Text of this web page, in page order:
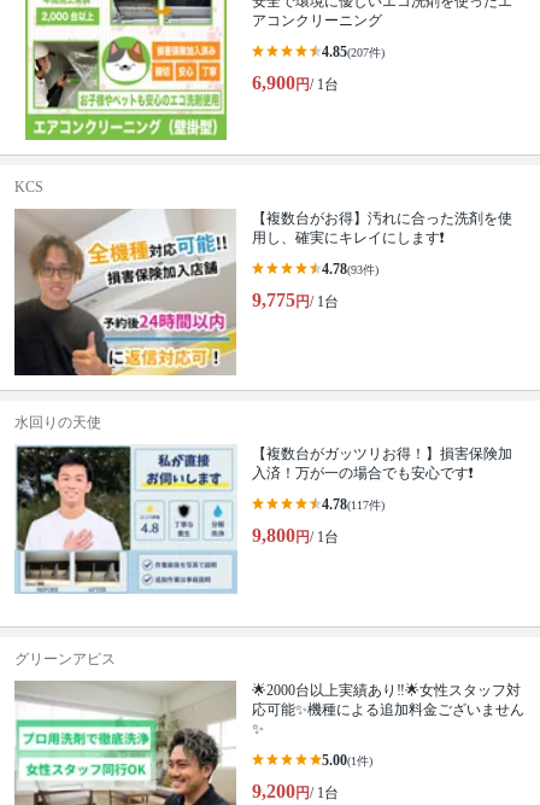
アコンクリーニング
4.85(207件)
6,900円/ 1台
KCS
【複数台がお得】汚れに合った洗剤を使
用し、確実にキレイにします❗️
4.78(93件)
9,775円/ 1台
水回りの天使
【複数台がガッツリお得！】損害保険加
入済！万が一の場合でも安心です❗️
4.78(117件)
9,800円/ 1台
グリーンアピス
🌟2000台以上実績あり‼️🌟女性スタッフ対
応可能✨機種による追加料金ございません
✨
5.00(1件)
9,200円/ 1台